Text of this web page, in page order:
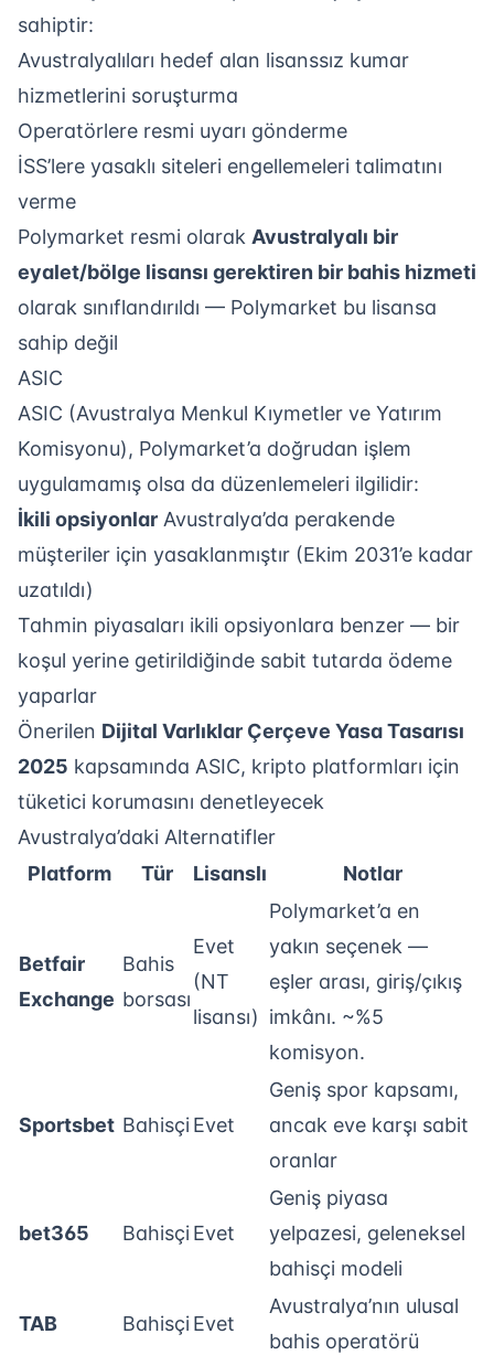
sahiptir:
Avustralyalıları hedef alan lisanssız kumar
hizmetlerini soruşturma
Operatörlere resmi uyarı gönderme
İSS’lere yasaklı siteleri engellemeleri talimatını
verme
Polymarket resmi olarak Avustralyalı bir
eyalet/bölge lisansı gerektiren bir bahis hizmeti
olarak sınıflandırıldı — Polymarket bu lisansa
sahip değil
ASIC
ASIC (Avustralya Menkul Kıymetler ve Yatırım
Komisyonu), Polymarket’a doğrudan işlem
uygulamamış olsa da düzenlemeleri ilgilidir:
İkili opsiyonlar Avustralya’da perakende
müşteriler için yasaklanmıştır (Ekim 2031’e kadar
uzatıldı)
Tahmin piyasaları ikili opsiyonlara benzer — bir
koşul yerine getirildiğinde sabit tutarda ödeme
yaparlar
Önerilen Dijital Varlıklar Çerçeve Yasa Tasarısı
2025 kapsamında ASIC, kripto platformları için
tüketici korumasını denetleyecek
Avustralya’daki Alternatifler
Platform
Tür Lisanslı Notlar
Betfair
Exchange
Bahis
borsası
Evet
(NT
lisansı)
Polymarket’a en
yakın seçenek —
eşler arası, giriş/çıkış
imkânı. ~%5
komisyon.
Sportsbet Bahisçi Evet
Geniş spor kapsamı,
ancak eve karşı sabit
oranlar
bet365 Bahisçi Evet
Geniş piyasa
yelpazesi, geleneksel
bahisçi modeli
TAB Bahisçi Evet
Avustralya’nın ulusal
bahis operatörü